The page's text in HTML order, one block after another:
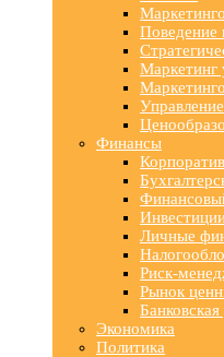
Поведение
Маркетинг
Финансы
Личные
Риск-
Рынок
Банковская
Экономика
Политика